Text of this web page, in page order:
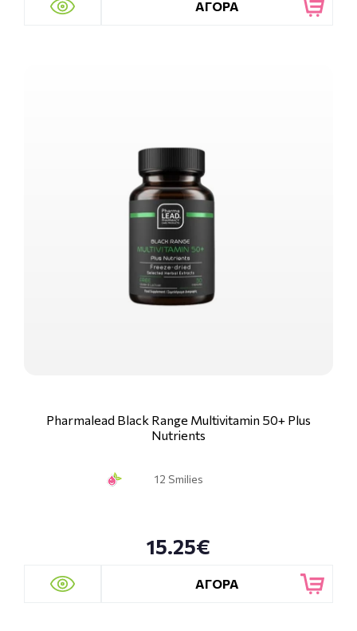
ΑΓΟΡΑ
Pharmalead Black Range Multivitamin 50+ Plus
Nutrients
12 Smilies
15.25€
ΑΓΟΡΑ